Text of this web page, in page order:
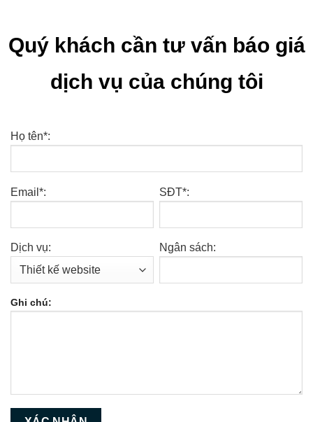
Quý khách cần tư vấn báo giá
dịch vụ của chúng tôi
Họ tên*:
Email*: SĐT*:
Dịch vụ: Ngân sách:
Ghi chú: